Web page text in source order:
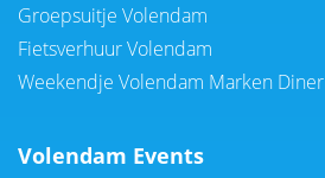
Groepsuitje Volendam
Fietsverhuur Volendam
Weekendje Volendam Marken Diner
Volendam Events